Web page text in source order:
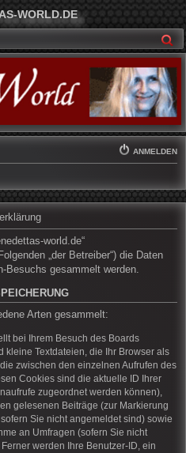
WORLD.DE
ANMELDEN
world.de“
„der Betreiber“) die Daten
Besuchs gesammelt werden.
Arten gesammelt:
bei Ihrem Besuch des Boards
kleine Textdateien, die Ihr Browser als
zwischen den einzelnen Aufrufen des
Cookies sind die aktuelle ID Ihrer
zugeordnet werden können),
gelesenen Beiträge (zur Markierung
Sie nicht angemeldet sind) sowie
an Umfragen (sofern Sie nicht
werden Ihre Benutzer-ID, ein